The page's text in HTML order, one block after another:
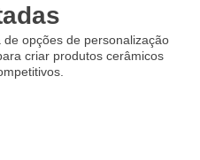
opções de personalização
criar produtos cerâmicos